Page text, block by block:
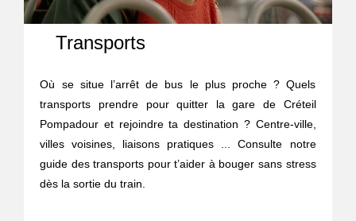
Transports
Où se situe l’arrêt de bus le plus proche ? Quels
transports prendre pour quitter la gare de Créteil
Pompadour et rejoindre ta destination ? Centre-ville,
villes voisines, liaisons pratiques ... Consulte notre
guide des transports pour t’aider à bouger sans stress
dès la sortie du train.